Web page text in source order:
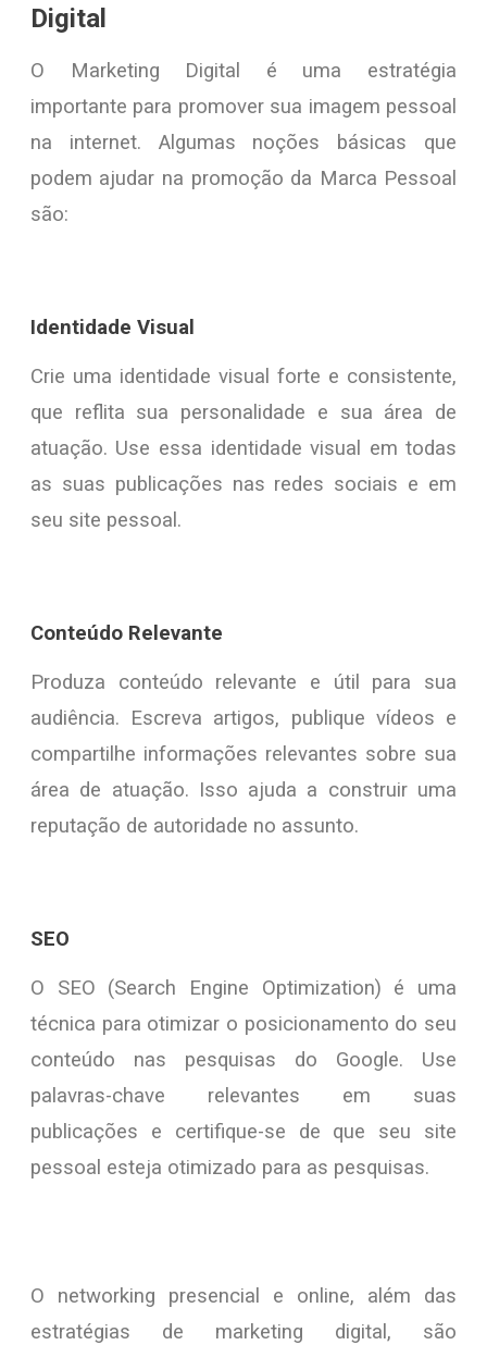
Digital
O Marketing Digital é uma estratégia
importante para promover sua imagem pessoal
na internet. Algumas noções básicas que
podem ajudar na promoção da Marca Pessoal
são:
Identidade Visual
Crie uma identidade visual forte e consistente,
que reflita sua personalidade e sua área de
atuação. Use essa identidade visual em todas
as suas publicações nas redes sociais e em
seu site pessoal.
Conteúdo Relevante
Produza conteúdo relevante e útil para sua
audiência. Escreva artigos, publique vídeos e
compartilhe informações relevantes sobre sua
área de atuação. Isso ajuda a construir uma
reputação de autoridade no assunto.
SEO
O SEO (Search Engine Optimization) é uma
técnica para otimizar o posicionamento do seu
conteúdo nas pesquisas do Google. Use
palavras-chave relevantes em suas
publicações e certifique-se de que seu site
pessoal esteja otimizado para as pesquisas.
O networking presencial e online, além das
estratégias de marketing digital, são